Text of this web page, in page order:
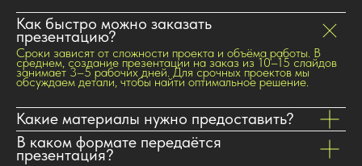
Как быстро можно заказать
презентацию?
Сроки зависят от сложности проекта и объёма работы. В
среднем, создание презентации на заказ из 10–15 слайдов
занимает 3–5 рабочих дней. Для срочных проектов мы
обсуждаем детали, чтобы найти оптимальное решение.
Какие материалы нужно предоставить?
В каком формате передаётся
презентация?